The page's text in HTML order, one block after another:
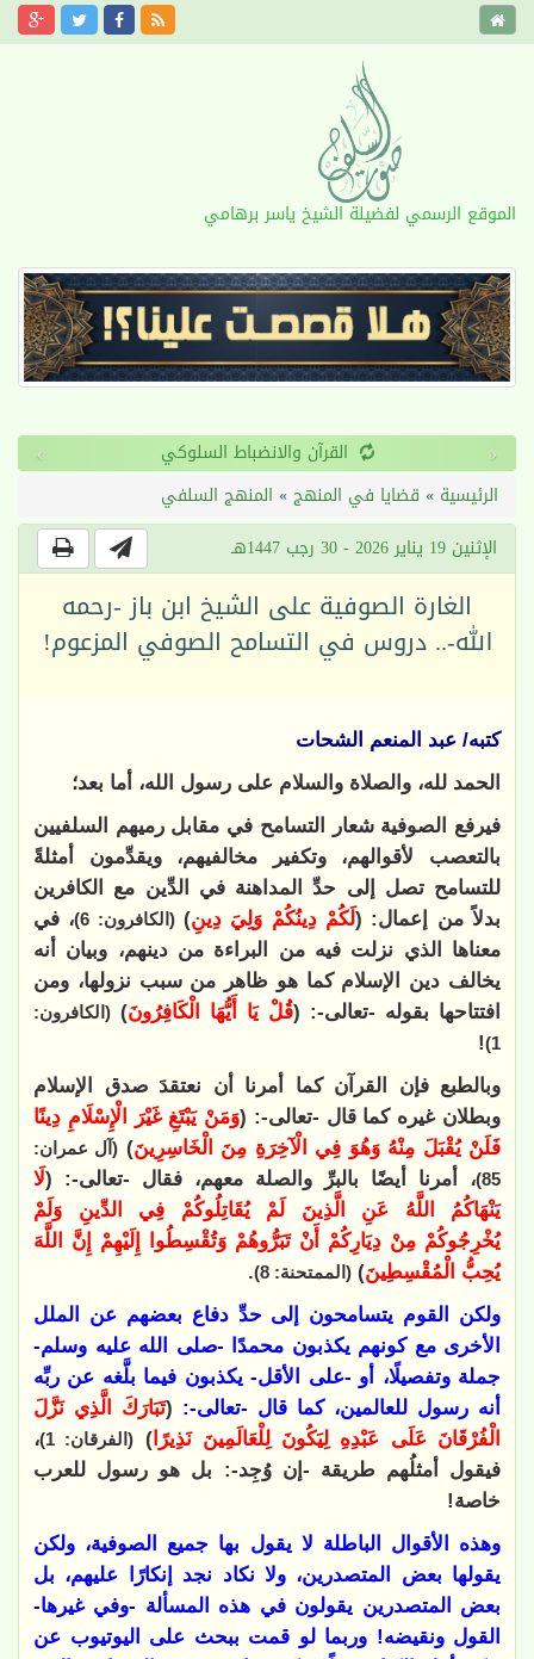
الموقع الرسمي لفضيلة الشيخ ياسر برهامي
طول الأمد ‹
›
الرئيسية » قضايا في المنهج» المنهج السلفي
الإثنين 19 يناير 2026 - 30 رجب 1447هـ
الغارة الصوفية على الشيخ ابن باز -رحمه
الله-.. دروس في التسامح الصوفي المزعوم!
كتبه/ عبد المنعم الشحات
الحمد لله، والصلاة والسلام على رسول الله، أما بعد؛
فيرفع الصوفية شعار التسامح في مقابل رميهم السلفيين
بالتعصب لأقوالهم، وتكفير مخالفيهم، ويقدِّمون أمثلةً
للتسامح تصل إلى حدِّ المداهنة في الدِّين مع الكافرين
بدلاً من إعمال: (لَكُمْ دِينُكُمْ وَلِيَ دِينِ)(الكافرون: 6)
، في
معناها الذي نزلت فيه من البراءة من دينهم، وبيان أنه
يخالف دين الإسلام كما هو ظاهر من سبب نزولها، ومن
افتتاحها بقوله -تعالى-: (قُلْ يَا أَيُّهَا الْكَافِرُونَ) (الكافرون:
1)
!
وبالطبع فإن القرآن كما أمرنا أن نعتقدَ صدق الإسلام
وبطلان غيره كما قال -تعالى-: (وَمَنْ يَبْتَغِ غَيْرَ الْإِسْلَامِ دِينًا
فَلَنْ يُقْبَلَ مِنْهُ وَهُوَ فِي الْآخِرَةِ مِنَ الْخَاسِرِينَ) (آل عمران:
85) ، أمرنا أيضًا بالبرِّ والصلة معهم، فقال -تعالى-: (لَا
يَنْهَاكُمُ اللَّهُ عَنِ الَّذِينَ لَمْ يُقَاتِلُوكُمْ فِي الدِّينِ وَلَمْ
يُخْرِجُوكُمْ مِنْ دِيَارِكُمْ أَنْ تَبَرُّوهُمْ وَتُقْسِطُوا إِلَيْهِمْ إِنَّ اللَّهَ
يُحِبُّ الْمُقْسِطِينَ) (الممتحنة: 8)
.
ولكن القوم يتسامحون إلى حدِّ دفاع بعضهم عن الملل
الأخرى مع كونهم يكذبون محمدًا -صلى الله عليه وسلم-
جملة وتفصيلًا، أو -على الأقل- يكذبون فيما بلَّغه عن ربِّه
أنه رسول للعالمين، كما قال -تعالى-: (تَبَارَكَ الَّذِي نَزَّلَ
الْفُرْقَانَ عَلَى عَبْدِهِ لِيَكُونَ لِلْعَالَمِينَ نَذِيرًا) (الفرقان: 1)
،
فيقول أمثلُهم طريقة -إن وُجِد-: بل هو رسول للعرب
خاصة!
وهذه الأقوال الباطلة لا يقول بها جميع الصوفية، ولكن
يقولها بعض المتصدرين، ولا نكاد نجد إنكارًا عليهم، بل
بعض المتصدرين يقولون في هذه المسألة -وفي غيرها-
القول ونقيضه! وربما لو قمت ببحث على اليوتيوب عن